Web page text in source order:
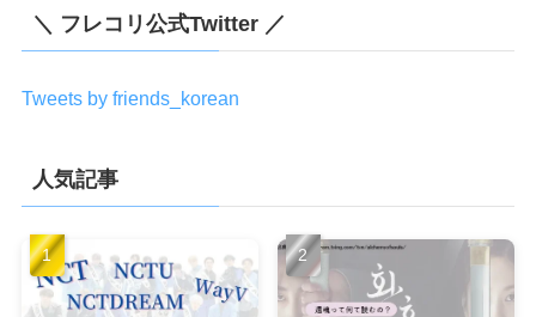
＼ フレコリ公式Twitter ／
Tweets by friends_korean
人気記事